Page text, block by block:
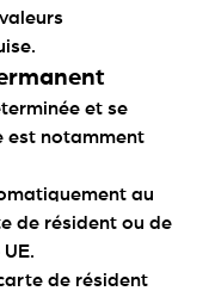
et se
est notamment
au
de résident ou de
de résident